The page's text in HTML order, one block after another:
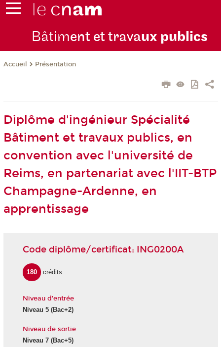
Bâtiment et travaux publics
Accueil Présentation
Diplôme d'ingénieur Spécialité
Bâtiment et travaux publics, en
convention avec l'université de
Reims, en partenariat avec l'IIT-BTP
Champagne-Ardenne, en
apprentissage
Code diplôme/certificat: ING0200A
180 crédits
Niveau d'entrée
Niveau 5(Bac+2)
Niveau de sortie
Niveau 7(Bac+5)